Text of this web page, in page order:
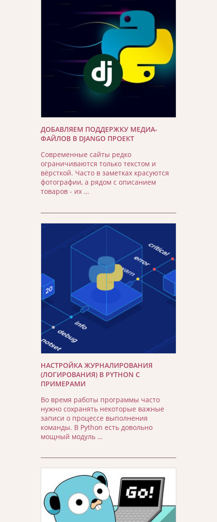
ДОБАВЛЯЕМ ПОДДЕРЖКУ МЕДИА-
ФАЙЛОВ В DJANGO ПРОЕКТ
Современные сайты редко
ограничиваются только текстом и
вёрсткой. Часто в заметках красуются
фотографии, а рядом с описанием
товаров - их …
НАСТРОЙКА ЖУРНАЛИРОВАНИЯ
(ЛОГИРОВАНИЯ) В PYTHON С
ПРИМЕРАМИ
Во время работы программы часто
нужно сохранять некоторые важные
записи о процессе выполнения
команды. В Python есть довольно
мощный модуль …